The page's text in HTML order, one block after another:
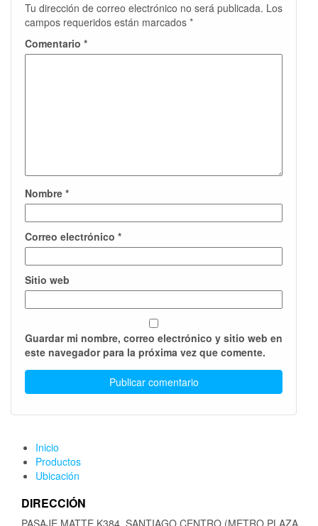
Tu dirección de correo electrónico no será publicada. Los
campos requeridos están marcados *
Comentario *
Nombre *
Correo electrónico *
Sitio web
Guardar mi nombre, correo electrónico y sitio web en
este navegador para la próxima vez que comente.
Inicio
Productos
Ubicación
DIRECCIÓN
PASAJE MATTE K384, SANTIAGO CENTRO (METRO PLAZA